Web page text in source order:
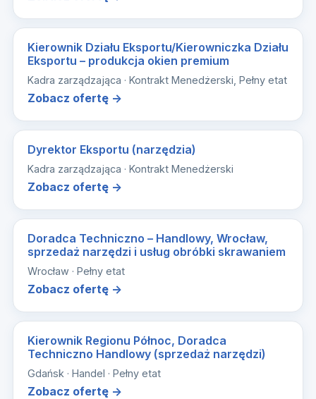
Kierownik Działu Eksportu/Kierowniczka Działu
Eksportu – produkcja okien premium
Kadra zarządzająca · Kontrakt Menedżerski, Pełny etat
Zobacz ofertę →
Dyrektor Eksportu (narzędzia)
Kadra zarządzająca · Kontrakt Menedżerski
Zobacz ofertę →
Doradca Techniczno – Handlowy, Wrocław,
sprzedaż narzędzi i usług obróbki skrawaniem
Wrocław · Pełny etat
Zobacz ofertę →
Kierownik Regionu Północ, Doradca
Techniczno Handlowy (sprzedaż narzędzi)
Gdańsk · Handel · Pełny etat
Zobacz ofertę →